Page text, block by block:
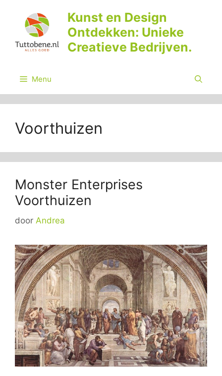
inhoud
Kunst en Design
Ontdekken: Unieke
Creatieve Bedrijven.
Menu
Voorthuizen
Monster Enterprises
Voorthuizen
door Andrea